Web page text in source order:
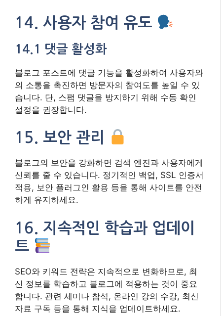
14. 사용자 참여 유도
14.1 댓글 활성화
블로그 포스트에 댓글 기능을 활성화하여 사용자와
의 소통을 촉진하면 방문자의 참여도를 높일 수 있
습니다. 단, 스팸 댓글을 방지하기 위해 수동 확인
설정을 권장합니다.
15. 보안 관리
블로그의 보안을 강화하면 검색 엔진과 사용자에게
신뢰를 줄 수 있습니다. 정기적인 백업, SSL 인증서
적용, 보안 플러그인 활용 등을 통해 사이트를 안전
하게 유지하세요.
16. 지속적인 학습과 업데이
트
SEO와 키워드 전략은 지속적으로 변화하므로, 최
신 정보를 학습하고 블로그에 적용하는 것이 중요
합니다. 관련 세미나 참석, 온라인 강의 수강, 최신
자료 구독 등을 통해 지식을 업데이트하세요.